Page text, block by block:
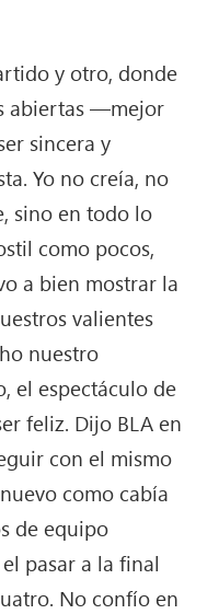
y otro, donde
abiertas —mejor
sincera y
Yo no creía, no
sino en todo lo
como pocos,
a bien mostrar la
valientes
nuestro
el espectáculo de
feliz. Dijo BLA en
con el mismo
como cabía
de equipo
pasar a la final
No confío en